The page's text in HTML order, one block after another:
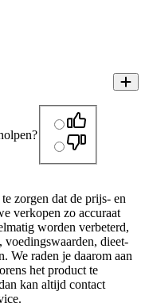
zorgen dat de prijs- en
verkopen zo accuraat
worden verbeterd,
dieet-
We raden je daarom aan
het product te
kan altijd contact